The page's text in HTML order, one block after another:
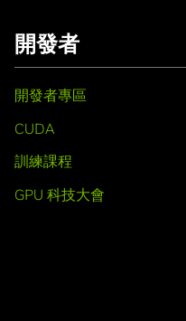
開發者
開發者專區
CUDA
訓練課程
GPU 科技大會